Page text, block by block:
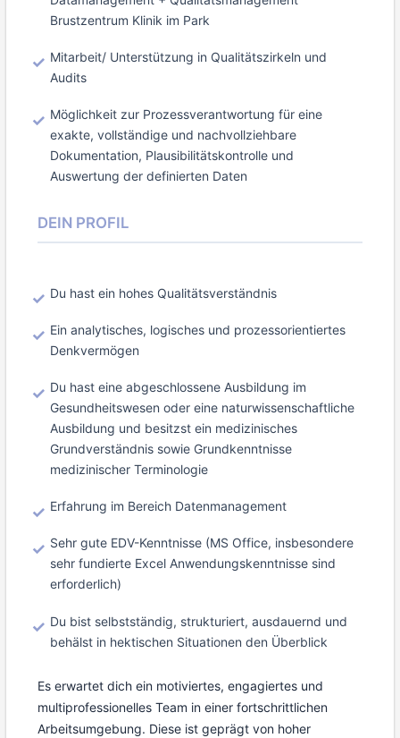
Brustzentrum Klinik im Park
Mitarbeit/ Unterstützung in Qualitätszirkeln und
Audits
Möglichkeit zur Prozessverantwortung für eine
exakte, vollständige und nachvollziehbare
Dokumentation, Plausibilitätskontrolle und
Auswertung der definierten Daten
DEIN PROFIL
Du hast ein hohes Qualitätsverständnis
Ein analytisches, logisches und prozessorientiertes
Denkvermögen
Du hast eine abgeschlossene Ausbildung im
Gesundheitswesen oder eine naturwissenschaftliche
Ausbildung und besitzst ein medizinisches
Grundverständnis sowie Grundkenntnisse
medizinischer Terminologie
Erfahrung im Bereich Datenmanagement
Sehr gute EDV-Kenntnisse (MS Office, insbesondere
sehr fundierte Excel Anwendungskenntnisse sind
erforderlich)
Du bist selbstständig, strukturiert, ausdauernd und
behälst in hektischen Situationen den Überblick
Es erwartet dich ein motiviertes, engagiertes und
multiprofessionelles Team in einer fortschrittlichen
Arbeitsumgebung. Diese ist geprägt von hoher